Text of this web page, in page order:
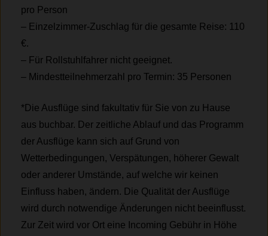
pro Person
– Einzelzimmer-Zuschlag für die gesamte Reise: 110
€.
– Für Rollstuhlfahrer nicht geeignet.
– Mindestteilnehmerzahl pro Termin: 35 Personen
*Die Ausflüge sind fakultativ für Sie von zu Hause
aus buchbar. Der zeitliche Ablauf und das Programm
der Ausflüge kann sich auf Grund von
Wetterbedingungen, Verspätungen, höherer Gewalt
oder anderer Umstände, auf welche wir keinen
Einfluss haben, ändern. Die Qualität der Ausflüge
wird durch notwendige Änderungen nicht beeinflusst.
Zur Zeit wird vor Ort eine Incoming Gebühr in Höhe